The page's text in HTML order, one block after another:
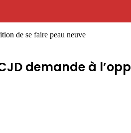
de se faire peau neuve
demande à